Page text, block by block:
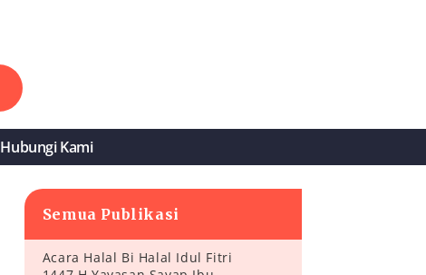
Hubungi Kami
Semua Publikasi
Acara Halal Bi Halal Idul Fitri